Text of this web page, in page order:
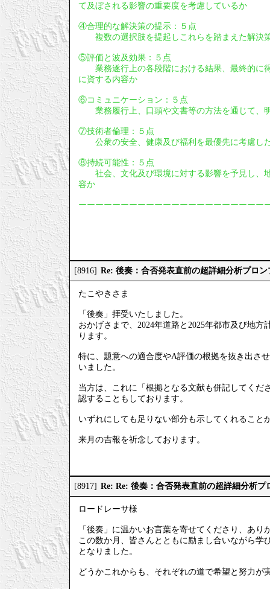
て及ぼされる影響の重要度を考慮しているか
④合理的な解決策の提示：５点
複数の選択肢を提起しこれらを踏まえた解決
⑤評価と波及効果：５点
業務遂行上の各段階における結果、最終的に
に資する内容か
⑥コミュニケーション：５点
業務履行上、口頭や文書等の方法を通じて、
⑦技術者倫理：５点
公衆の安全、健康及び福利を最優先に考慮し
⑧持続可能性：５点
社会、文化及び環境に対する影響を予見し、
容か
ーーーーーーーーーーーーーーーーーーーーー
[8916] Re: 後奏：合否発表直前の超詳細分析プロ
たこやきさま
「後奏」拝受いたしました。
おかげさまで、2024年道路と2025年都市及び地
ります。
特に、題意への適合度やA評価の根拠を抜き出さ
いました。
当方は、これに「根拠となる文献も併記してく
認することもしております。
いずれにしても足りない部分も示してくれるこ
来月の吉報を祈念しております。
[8917] Re: Re: 後奏：合否発表直前の超詳細分析
ロードレーサ様
「後奏」に温かいお言葉を寄せてくださり、あり
この数か月、皆さんとともに励まし合いながら
となりました。
どうかこれからも、それぞれの道で希望と努力が